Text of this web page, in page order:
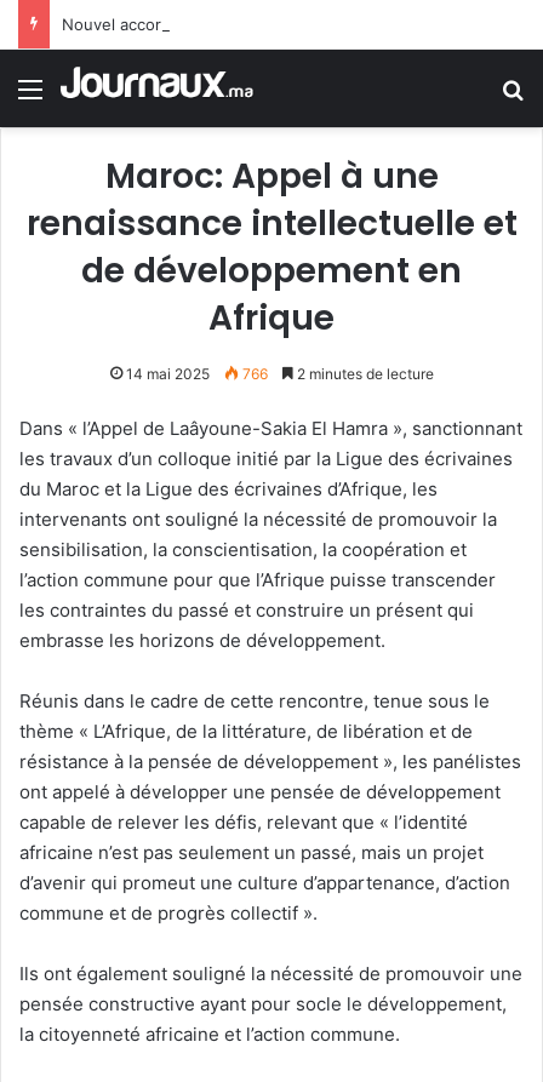
Menu
Maroc: Appel à une
renaissance intellectuelle et
de développement en
Afrique
14 mai 2025 766 2 minutes de lecture
Dans « l’Appel de Laâyoune-Sakia El Hamra », sanctionnant
les travaux d’un colloque initié par la Ligue des écrivaines
du Maroc et la Ligue des écrivaines d’Afrique, les
intervenants ont souligné la nécessité de promouvoir la
sensibilisation, la conscientisation, la coopération et
l’action commune pour que l’Afrique puisse transcender
les contraintes du passé et construire un présent qui
embrasse les horizons de développement.
Réunis dans le cadre de cette rencontre, tenue sous le
thème « L’Afrique, de la littérature, de libération et de
résistance à la pensée de développement », les panélistes
ont appelé à développer une pensée de développement
capable de relever les défis, relevant que « l’identité
africaine n’est pas seulement un passé, mais un projet
d’avenir qui promeut une culture d’appartenance, d’action
commune et de progrès collectif ».
Ils ont également souligné la nécessité de promouvoir une
pensée constructive ayant pour socle le développement,
la citoyenneté africaine et l’action commune.